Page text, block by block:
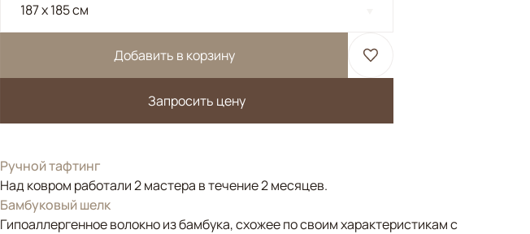
187 x 185 см
Добавить в корзину
Запросить цену
Ручной тафтинг
Над ковром работали 2 мастера в течение 2 месяцев.
Бамбуковый шелк
Гипоаллергенное волокно из бамбука, схожее по своим характеристикам с